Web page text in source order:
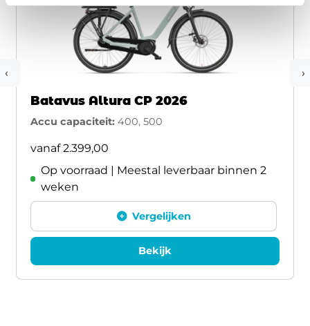
Batavus Altura CP 2026
Accu capaciteit: 400, 500
vanaf2.399,00
Op voorraad | Meestal leverbaar binnen 2
weken
Vergelijken
Bekijk
‹ ›